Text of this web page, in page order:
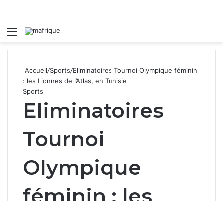
Menu
Accueil/Sports/Eliminatoires Tournoi Olympique féminin
: les Lionnes de l’Atlas, en Tunisie
Sports
Eliminatoires
Tournoi
Olympique
féminin : les